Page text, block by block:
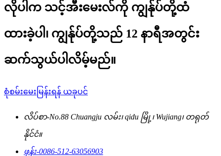
လိုပါက သင့်အီးမေးလ်ကို ကျွန်ုပ်တို့ထံ
ထားခဲ့ပါ၊ ကျွန်ုပ်တို့သည် 12 နာရီအတွင်း
ဆက်သွယ်ပါလိမ့်မည်။
စုံစမ်းမေးမြန်းရန် ယခုပင်
လိပ်စာ-No.88 Chuangju လမ်း၊ qidu မြို့၊ Wujiang၊ တရုတ်
နိုင်ငံ။
ဖုန်း-0086-512-63056903